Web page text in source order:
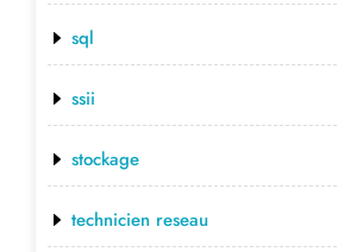
sql
ssii
stockage
technicien reseau